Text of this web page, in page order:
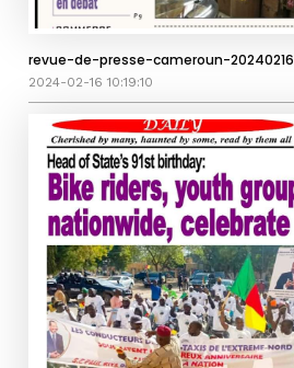
revue-de-presse-cameroun-20240216
2024-02-16 10:19:10